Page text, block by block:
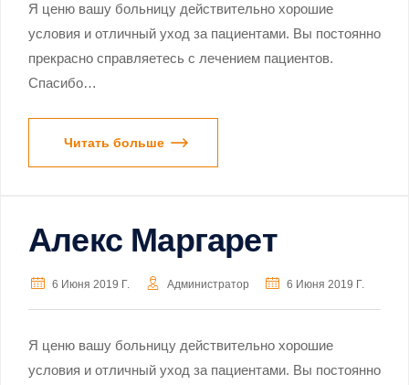
Я ценю вашу больницу действительно хорошие
условия и отличный уход за пациентами. Вы постоянно
прекрасно справляетесь с лечением пациентов.
Спасибо…
Читать больше
Алекс Маргарет
6 Июня 2019 Г. Администратор 6 Июня 2019 Г.
Я ценю вашу больницу действительно хорошие
условия и отличный уход за пациентами. Вы постоянно